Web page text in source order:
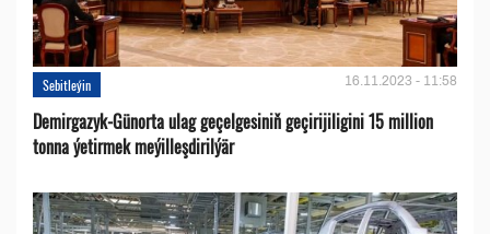
Sebitleýin 16.11.2023 - 11:58
Demirgazyk-Günorta ulag geçelgesiniň geçirijiligini 15 million
tonna ýetirmek meýilleşdirilýär